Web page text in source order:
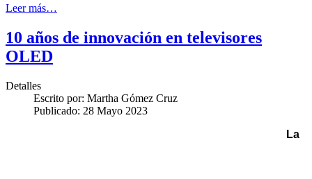
Leer más…
10 años de innovación en televisores
OLED
Detalles
Escrito por: Martha Gómez Cruz
Publicado: 28 Mayo 2023
La